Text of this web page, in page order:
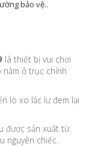
bảo vệ..
là thiết bị vui chơi
ở trục chính
lò xo lắc lư đem lại
được sản xuất từ
nguyên chiếc.